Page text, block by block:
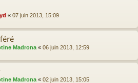
« 07 juin 2013, 15:09
Madrona « 06 juin 2013, 12:59
Madrona « 02 juin 2013, 15:05